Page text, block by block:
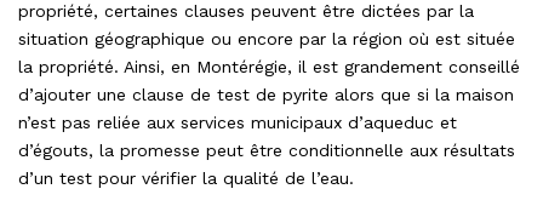
propriété, certaines clauses peuvent être dictées par la
situation géographique ou encore par la région où est située
la propriété. Ainsi, en Montérégie, il est grandement conseillé
d’ajouter une clause de test de pyrite alors que si la maison
n’est pas reliée aux services municipaux d’aqueduc et
d’égouts, la promesse peut être conditionnelle aux résultats
d’un test pour vérifier la qualité de l’eau.